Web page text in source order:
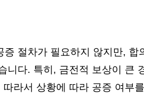
절차가 필요하지 않지만, 합
니다. 특히, 금전적 보상이 큰
라서 상황에 따라 공증 여부